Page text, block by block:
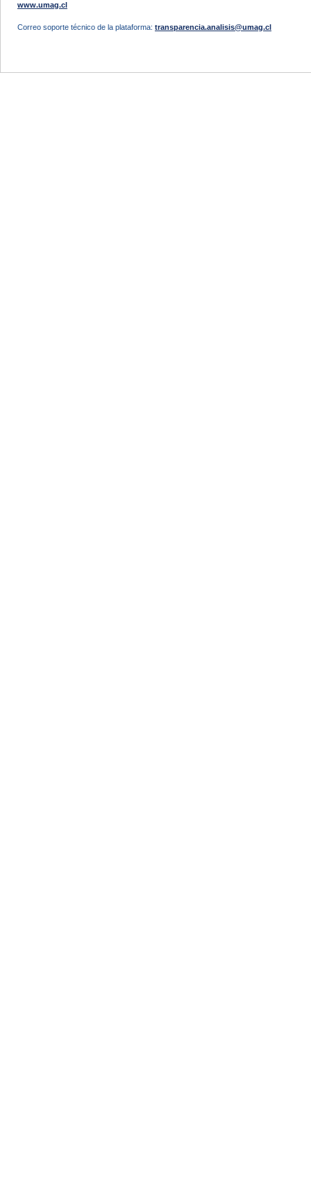
www.umag.cl
Correo soporte técnico de la plataforma: transparencia.analisis@umag.cl